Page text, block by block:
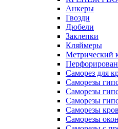
Анкеры
Гвозди
Дюбели
Заклепки
Кляймеры
Метрический
Саморез для
Саморезы
Саморезы
Саморезы гипс
Саморезы
Саморезы